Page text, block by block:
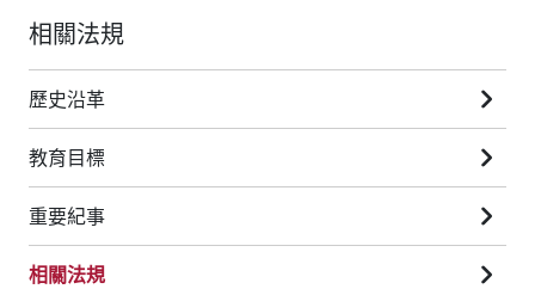
相關法規
歷史沿革
教育目標
重要紀事
相關法規